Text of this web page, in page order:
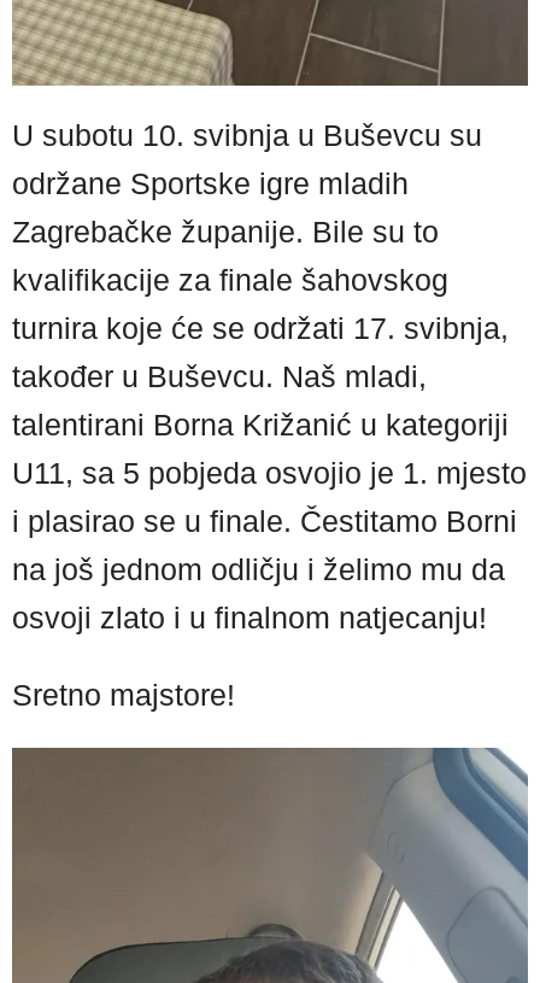
U subotu 10. svibnja u Buševcu su
održane Sportske igre mladih
Zagrebačke županije. Bile su to
kvalifikacije za finale šahovskog
turnira koje će se održati 17. svibnja,
također u Buševcu. Naš mladi,
talentirani Borna Križanić u kategoriji
U11, sa 5 pobjeda osvojio je 1. mjesto
i plasirao se u finale. Čestitamo Borni
na još jednom odličju i želimo mu da
osvoji zlato i u finalnom natjecanju!
Sretno majstore!